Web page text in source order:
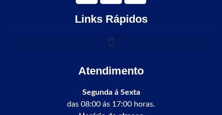
Links Rápidos
Atendimento
Segunda á Sexta
das 08:00 ás 17:00 horas.